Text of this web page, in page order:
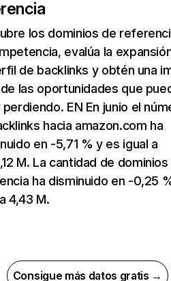
los dominios de
evalúa la
de backlinks y obtén una
las oportunidades que
EN En junio el
hacia amazon.com ha
en -5,71 % y es igual a
M. La cantidad de
ha disminuido en -0,25
4,43 M.
Consigue más datos gratis →